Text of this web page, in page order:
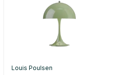
Louis Poulsen